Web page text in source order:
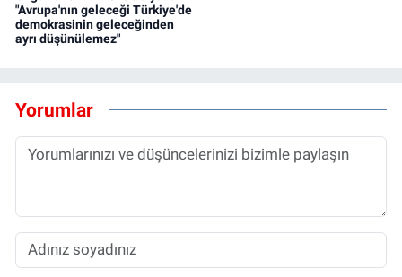
"Avrupa'nın geleceği Türkiye'de
demokrasinin geleceğinden
ayrı düşünülemez"
Yorumlar